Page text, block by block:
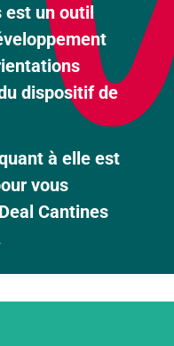
est un outil
dispositif de
à elle est
vous
Cantines